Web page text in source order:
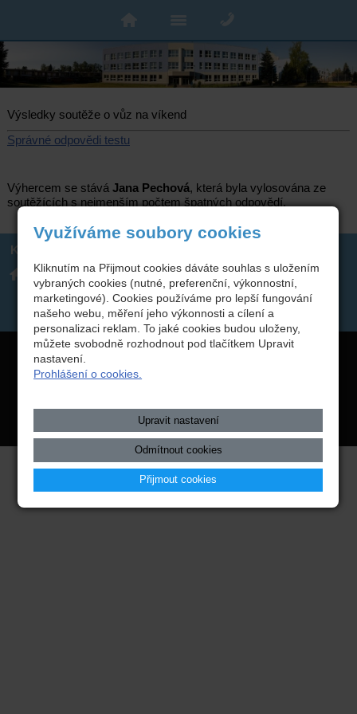
Výsledky soutěže o vůz na víkend
Správné odpovědi testu
Výhercem se stává Jana Pechová, která byla vylosována ze
soutěžících s nejmenším počtem špatných odpovědí.
Kontakt
Integrovaná střední škola
technická, Benešov,
Černoleská 1997
317 723 131
skola(zavináč)isstbn.cz
Datová schránka: rzpw2gi
ISSBN(zavináč)kr-s.cz
Twitter
Copyright © 2026 Integrovaná střední škola technická, Benešov,
webové stránky
Mapa webu|Zobrazit klasickou verzi
Využíváme soubory cookies
Kliknutím na Přijmout cookies dáváte souhlas s uložením
vybraných cookies (nutné, preferenční, výkonnostní,
marketingové). Cookies používáme pro lepší fungování
našeho webu, měření jeho výkonnosti a cílení a
personalizaci reklam. To jaké cookies budou uloženy,
můžete svobodně rozhodnout pod tlačítkem Upravit
nastavení.
Prohlášení o cookies.
Upravit nastavení
Odmítnout cookies
Přijmout cookies